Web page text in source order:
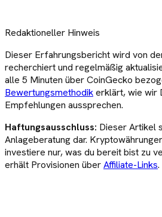
Redaktioneller Hinweis
Dieser Erfahrungsberichtwird von
recherchiert und regelmäßig
alle 5 Minuten über CoinGecko
Bewertungsmethodikerklärt, wie wir
Empfehlungen aussprechen.
Haftungsausschluss: Dieser Artikel
Anlageberatung dar.
investiere nur, was du bereit bist zu
erhält Provisionen überAffiliate-Links.